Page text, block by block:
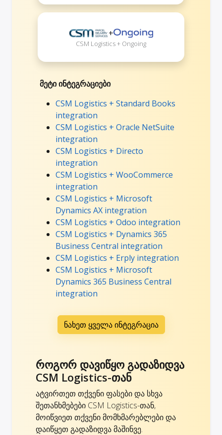
+
CSM Logistics + Ongoing
მეტი ინტეგრაციები
CSM Logistics + Standard Books
integration
CSM Logistics + Oracle NetSuite
integration
CSM Logistics + Directo
integration
CSM Logistics + WooCommerce
integration
CSM Logistics + Microsoft
Dynamics AX integration
CSM Logistics + Odoo integration
CSM Logistics + Dynamics 365
Business Central integration
CSM Logistics + Erply integration
CSM Logistics + Microsoft
Dynamics 365 Business Central
integration
ნახეთ ყველა ინტეგრაცია
როგორ დავიწყო გადაზიდვა
CSM Logistics-თან
ატვირთეთ თქვენი ფასები და სხვა
შეთანხმებები CSM Logistics-თან,
მოიწვიეთ თქვენი მომხმარებლები და
დაიწყეთ გადაზიდვა მაშინვე.